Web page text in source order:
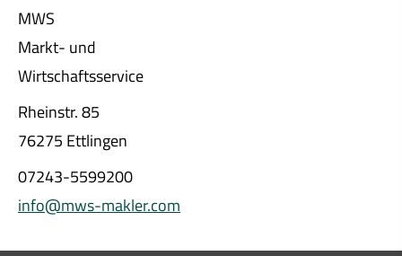
MWS
Markt- und
Wirtschaftsservice
Rheinstr. 85
76275 Ettlingen
07243-5599200
info@mws-makler.com